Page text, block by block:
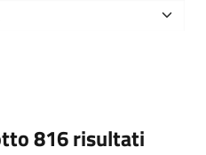
816 risultati